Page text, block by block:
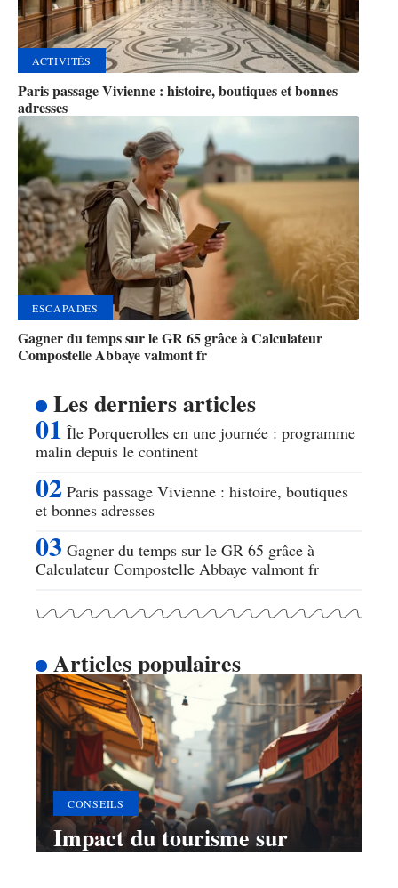
ACTIVITÉS
Paris passage Vivienne : histoire, boutiques et bonnes
adresses
ESCAPADES
Gagner du temps sur le GR 65 grâce à Calculateur
Compostelle Abbaye valmont fr
Les derniers articles
Île Porquerolles en une journée : programme
malin depuis le continent
Paris passage Vivienne : histoire, boutiques
et bonnes adresses
Gagner du temps sur le GR 65 grâce à
Calculateur Compostelle Abbaye valmont fr
Articles populaires
CONSEILS
Impact du tourisme sur
l’économie et